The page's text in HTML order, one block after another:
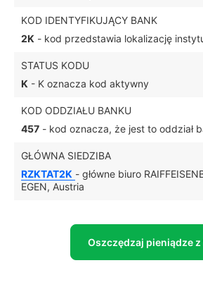
KOD IDENTYFIKUJĄCY BANK
2K - kod przedstawia lokalizację
STATUS KODU
K - K oznacza kod aktywny
KOD ODDZIAŁU BANKU
457 - kod oznacza, że jest to oddział
GŁÓWNA SIEDZIBA
RZKTAT2K - główne biuro
EGEN, Austria
Oszczędzaj pieniądze z